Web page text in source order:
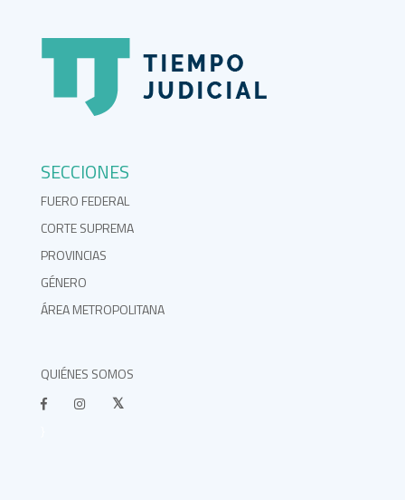
SECCIONES
FUERO FEDERAL
CORTE SUPREMA
PROVINCIAS
GÉNERO
ÁREA METROPOLITANA
QUIÉNES SOMOS